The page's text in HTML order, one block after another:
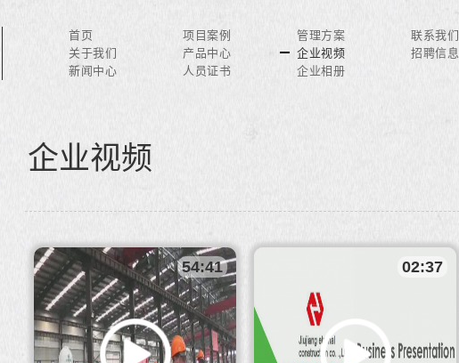
首页
关于我们
新闻中心
项目案例
产品中心
人员证书
管理方案
企业视频
企业相册
联系我们
招聘信息
企业视频
54:41 02:37